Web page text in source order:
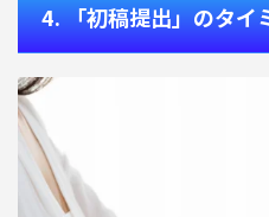
4. 「初稿提出」のタイ